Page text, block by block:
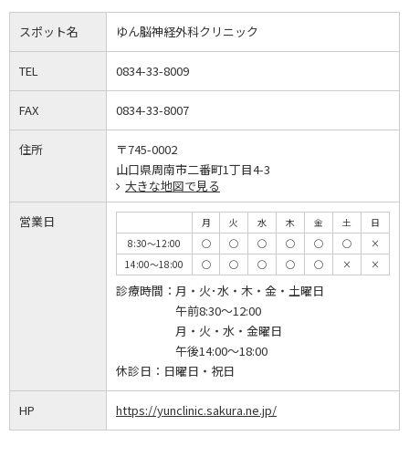
スポット名 ゆん脳神経外科クリニック
TEL 0834-33-8009
FAX 0834-33-8007
住所
〒745-0002
山口県周南市二番町1丁目4-3
大きな地図で見る
営業日 月 火 水 木 金 土
日
8:30～12:00
◯ ◯ ◯ ◯ ◯ ◯
×
14:00～18:00
◯ ◯ ◯ ◯ ◯ × ×
診療時間： 月・火･水・木・金・土曜日
午前8:30～12:00
月・火・水・金曜日
午後14:00～18:00
休診日： 日曜日・祝日
HP https://yunclinic.sakura.ne.jp/